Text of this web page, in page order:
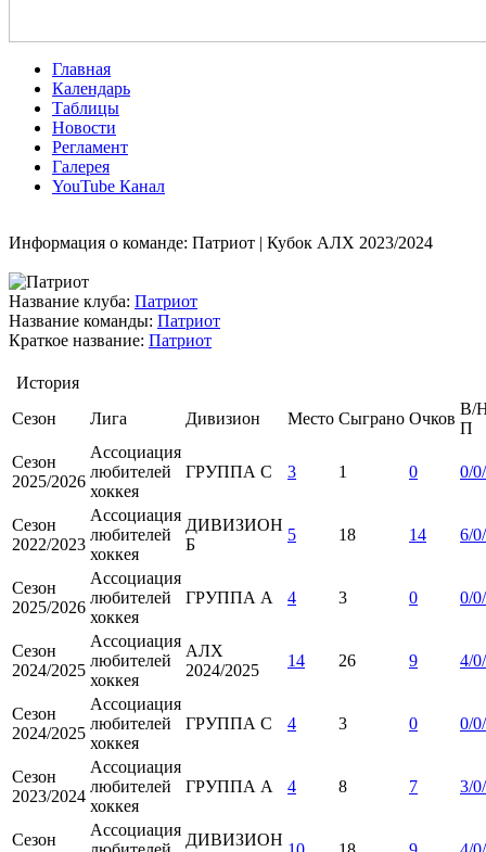
Главная
Календарь
Таблицы
Новости
Регламент
Галерея
YouTube Канал
Информация о команде: Патриот | Кубок АЛХ 2023/2024
Название клуба: Патриот
Название команды: Патриот
Краткое название: Патриот
История
Сезон
Лига Дивизион Место Сыграно Очков
В/
П
Сезон
2025/2026
Ассоциация
любителей
хоккея
ГРУППА С 3 1 0 0/
Сезон
2022/2023
Ассоциация
любителей
хоккея
ДИВИЗИОН
Б
5 18 14 6/
Сезон
2025/2026
Ассоциация
любителей
хоккея
ГРУППА А 4 3 0 0/
Сезон
2024/2025
Ассоциация
любителей
хоккея
АЛХ
2024/2025
14 26 9 4/
Сезон
2024/2025
Ассоциация
любителей
хоккея
ГРУППА С 4 3 0 0/
Сезон
2023/2024
Ассоциация
любителей
хоккея
ГРУППА А 4 8 7 3/
Сезон
Ассоциация
ДИВИЗИОН